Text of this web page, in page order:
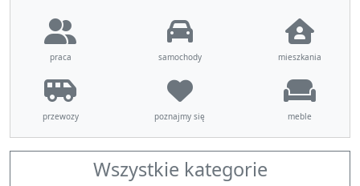
praca samochody mieszkania
przewozy poznajmy się meble
Wszystkie kategorie